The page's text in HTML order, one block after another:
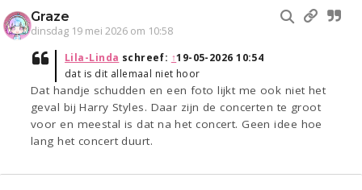
Graze
dinsdag 19 mei 2026 om 10:58
Lila-Linda schreef: ↑19-05-2026 10:54
dat is dit allemaal niet hoor
Dat handje schudden en een foto lijkt me ook niet het
geval bij Harry Styles. Daar zijn de concerten te groot
voor en meestal is dat na het concert. Geen idee hoe
lang het concert duurt.